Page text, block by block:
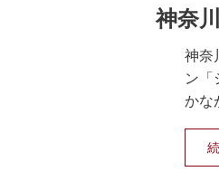
神奈
神奈
ン「
かな